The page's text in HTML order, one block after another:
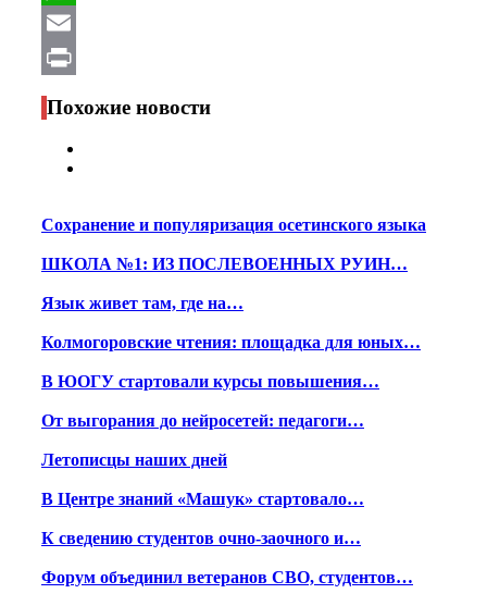
WhatsApp
Email
Print
Похожие новости
Сохранение и популяризация осетинского языка
ШКОЛА №1: ИЗ ПОСЛЕВОЕННЫХ РУИН…
Язык живет там, где на…
Колмогоровские чтения: площадка для юных…
В ЮОГУ стартовали курсы повышения…
От выгорания до нейросетей: педагоги…
Летописцы наших дней
В Центре знаний «Машук» стартовало…
К сведению студентов очно-заочного и…
Форум объединил ветеранов СВО, студентов…